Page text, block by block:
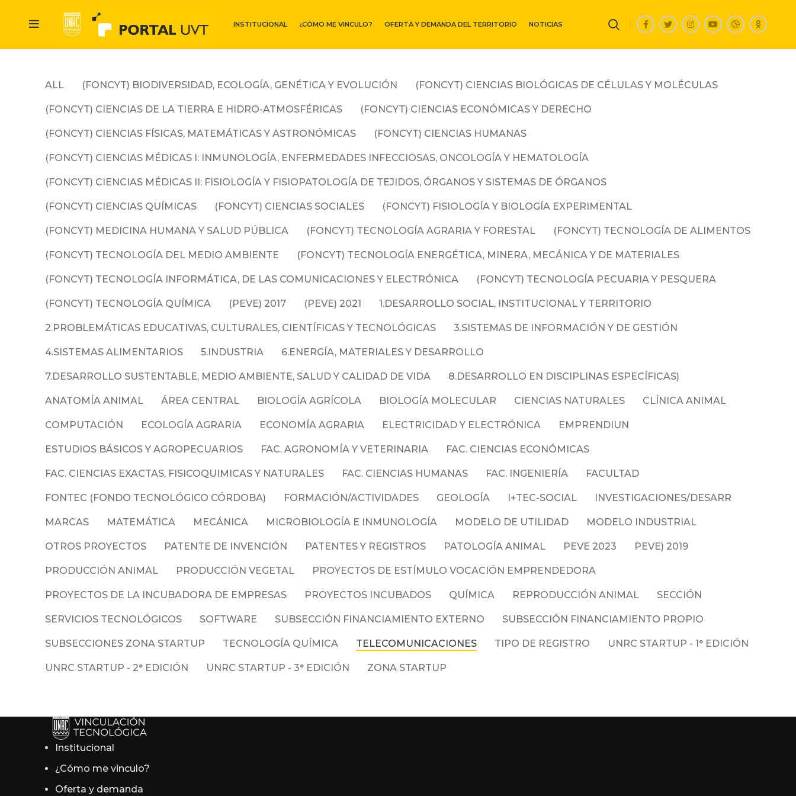
INSTITUCIONAL ¿CÓMO ME VINCULO? OFERTA Y DEMANDA DEL TERRITORIO NOTICIAS
ALL (FONCYT) BIODIVERSIDAD, ECOLOGÍA, GENÉTICA Y EVOLUCIÓN (FONCYT) CIENCIAS BIOLÓGICAS DE CÉLULAS Y MOLÉCULAS
(FONCYT) CIENCIAS DE LA TIERRA E HIDRO-ATMOSFÉRICAS (FONCYT) CIENCIAS ECONÓMICAS Y DERECHO
(FONCYT) CIENCIAS FÍSICAS, MATEMÁTICAS Y ASTRONÓMICAS (FONCYT) CIENCIAS HUMANAS
(FONCYT) CIENCIAS MÉDICAS I: INMUNOLOGÍA, ENFERMEDADES INFECCIOSAS, ONCOLOGÍA Y HEMATOLOGÍA
(FONCYT) CIENCIAS MÉDICAS II: FISIOLOGÍA Y FISIOPATOLOGÍA DE TEJIDOS, ÓRGANOS Y SISTEMAS DE ÓRGANOS
(FONCYT) CIENCIAS QUÍMICAS (FONCYT) CIENCIAS SOCIALES (FONCYT) FISIOLOGÍA Y BIOLOGÍA EXPERIMENTAL
(FONCYT) MEDICINA HUMANA Y SALUD PÚBLICA (FONCYT) TECNOLOGÍA AGRARIA Y FORESTAL (FONCYT) TECNOLOGÍA DE ALIMENTOS
(FONCYT) TECNOLOGÍA DEL MEDIO AMBIENTE (FONCYT) TECNOLOGÍA ENERGÉTICA, MINERA, MECÁNICA Y DE MATERIALES
(FONCYT) TECNOLOGÍA INFORMÁTICA, DE LAS COMUNICACIONES Y ELECTRÓNICA (FONCYT) TECNOLOGÍA PECUARIA Y PESQUERA
(FONCYT) TECNOLOGÍA QUÍMICA (PEVE) 2017 (PEVE) 2021 1.DESARROLLO SOCIAL, INSTITUCIONAL Y TERRITORIO
2.PROBLEMÁTICAS EDUCATIVAS, CULTURALES, CIENTÍFICAS Y TECNOLÓGICAS 3.SISTEMAS DE INFORMACIÓN Y DE GESTIÓN
4.SISTEMAS ALIMENTARIOS 5.INDUSTRIA 6.ENERGÍA, MATERIALES Y DESARROLLO
7.DESARROLLO SUSTENTABLE, MEDIO AMBIENTE, SALUD Y CALIDAD DE VIDA 8.DESARROLLO EN DISCIPLINAS ESPECÍFICAS)
ANATOMÍA ANIMAL ÁREA CENTRAL BIOLOGÍA AGRÍCOLA BIOLOGÍA MOLECULAR CIENCIAS NATURALES CLÍNICA ANIMAL
COMPUTACIÓN ECOLOGÍA AGRARIA ECONOMÍA AGRARIA ELECTRICIDAD Y ELECTRÓNICA EMPRENDIUN
ESTUDIOS BÁSICOS Y AGROPECUARIOS FAC. AGRONOMÍA Y VETERINARIA FAC. CIENCIAS ECONÓMICAS
FAC. CIENCIAS EXACTAS, FISICOQUIMICAS Y NATURALES FAC. CIENCIAS HUMANAS FAC. INGENIERÍA FACULTAD
FONTEC (FONDO TECNOLÓGICO CÓRDOBA) FORMACIÓN/ACTIVIDADES GEOLOGÍA I+TEC-SOCIAL INVESTIGACIONES/DESARR
MARCAS MATEMÁTICA MECÁNICA MICROBIOLOGÍA E INMUNOLOGÍA MODELO DE UTILIDAD MODELO INDUSTRIAL
OTROS PROYECTOS PATENTE DE INVENCIÓN PATENTES Y REGISTROS PATOLOGÍA ANIMAL PEVE 2023 PEVE) 2019
PRODUCCIÓN ANIMAL PRODUCCIÓN VEGETAL PROYECTOS DE ESTÍMULO VOCACIÓN EMPRENDEDORA
PROYECTOS DE LA INCUBADORA DE EMPRESAS PROYECTOS INCUBADOS QUÍMICA REPRODUCCIÓN ANIMAL SECCIÓN
SERVICIOS TECNOLÓGICOS SOFTWARE SUBSECCIÓN FINANCIAMIENTO EXTERNO SUBSECCIÓN FINANCIAMIENTO PROPIO
SUBSECCIONES ZONA STARTUP TECNOLOGÍA QUÍMICA TELECOMUNICACIONES TIPO DE REGISTRO UNRC STARTUP - 1° EDICIÓN
UNRC STARTUP - 2° EDICIÓN UNRC STARTUP - 3° EDICIÓN ZONA STARTUP
Institucional
¿Cómo me vinculo?
Oferta y demanda